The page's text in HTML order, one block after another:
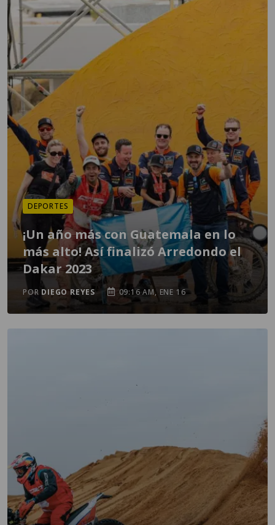
DEPORTES
¡Un año más con Guatemala en lo
más alto! Así finalizó Arredondo el
Dakar 2023
POR DIEGO REYES 09:16 AM, ENE 16